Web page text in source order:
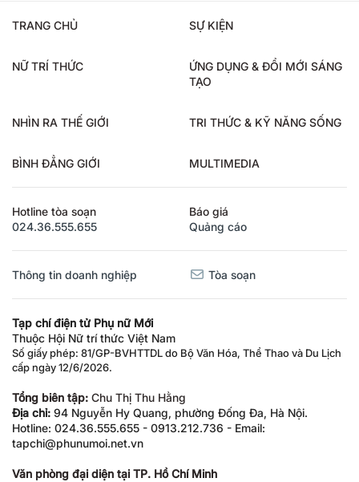
TRANG CHỦ SỰ KIỆN
NỮ TRÍ THỨC
ỨNG DỤNG & ĐỔI MỚI SÁNG
TẠO
NHÌN RA THẾ GIỚI TRI THỨC & KỸ NĂNG SỐNG
BÌNH ĐẲNG GIỚI MULTIMEDIA
Hotline tòa soạn
024.36.555.655
Báo giá
Quảng cáo
Thông tin doanh nghiệp Tòa soạn
Tạp chí điện tử Phụ nữ Mới
Thuộc Hội Nữ trí thức Việt Nam
Số giấy phép: 81/GP-BVHTTDL do Bộ Văn Hóa, Thể Thao và Du Lịch
cấp ngày 12/6/2026.
Tổng biên tập: Chu Thị Thu Hằng
Địa chỉ: 94 Nguyễn Hy Quang, phường Đống Đa, Hà Nội.
Hotline: 024.36.555.655 - 0913.212.736 - Email:
tapchi@phunumoi.net.vn
Văn phòng đại diện tại TP. Hồ Chí Minh